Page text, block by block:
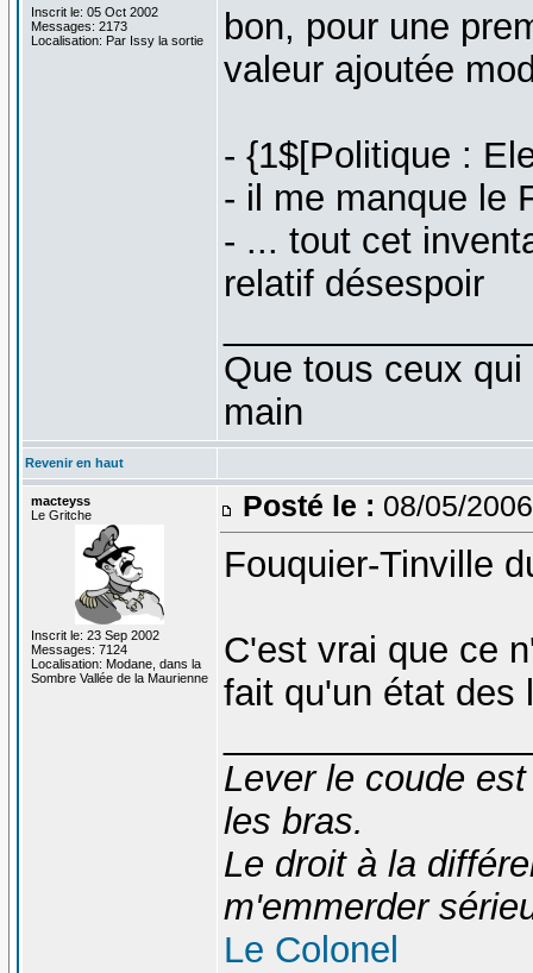
Inscrit le: 05 Oct 2002
Messages: 2173
Localisation: Par Issy la sortie
bon, pour une
valeur ajoutée
- {1$[Politique :
- il me manque le
- ... tout cet
relatif désespoir
Que tous ceux
main
Revenir en haut
macteyss
Le Gritche
Inscrit le: 23 Sep 2002
Messages: 7124
Localisation: Modane, dans la
Sombre Vallée de la Maurienne
Posté le : 08/05/
Fouquier-Tinville
C'est vrai que ce
fait qu'un état des
Lever le coude
les bras.
Le droit à la
m'emmerder
Le Colonel